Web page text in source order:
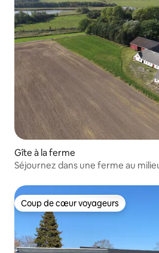
Gîte à la ferme
Séjournez dans une ferme au
Coup de cœur voyageurs
Coup de cœur voyageurs